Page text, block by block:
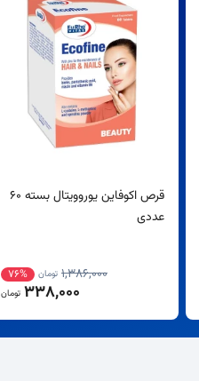
قرص اکوفاین یوروویتال بسته 60
عددی
1,386,000 تومان 76%
338,000 تومان